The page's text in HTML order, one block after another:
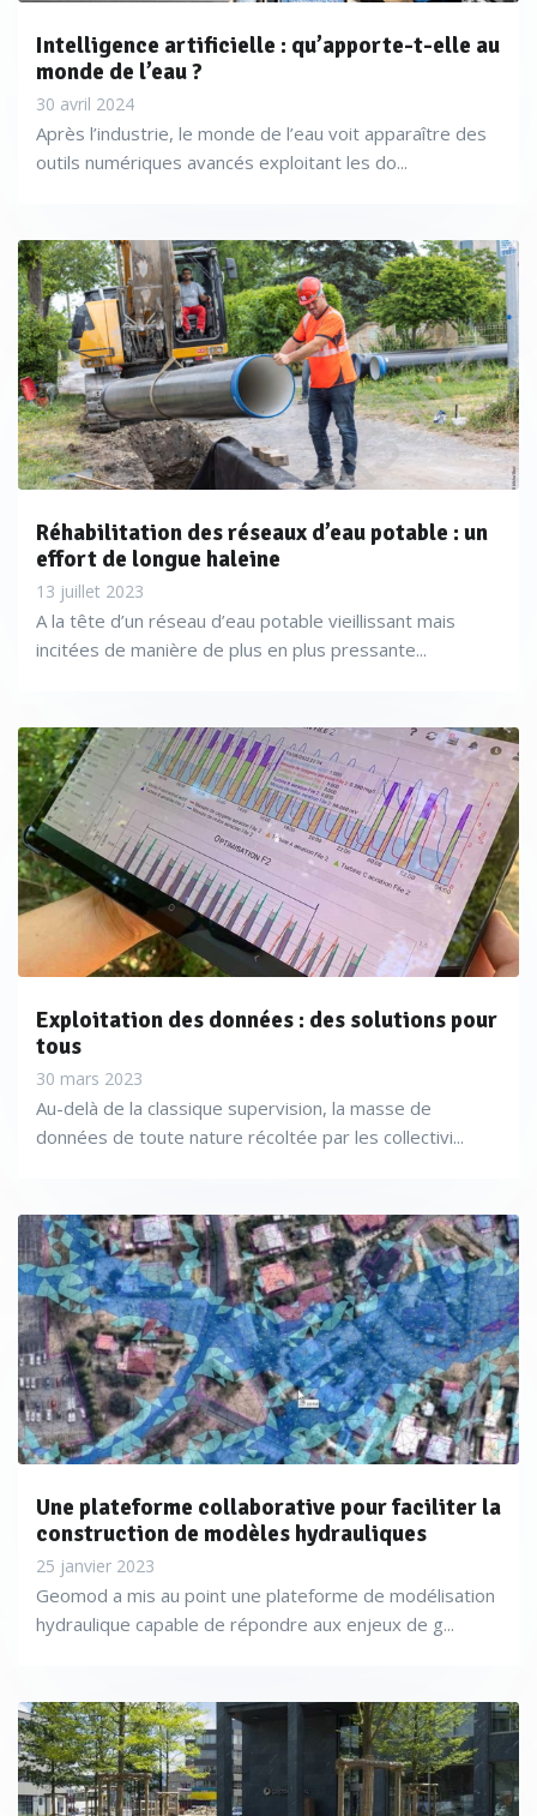
Intelligence artificielle : qu’apporte-t-elle au
monde de l’eau ?
30 avril 2024
Après l’industrie, le monde de l’eau voit apparaître des
outils numériques avancés exploitant les do...
Réhabilitation des réseaux d’eau potable : un
effort de longue haleine
13 juillet 2023
A la tête d’un réseau d’eau potable vieillissant mais
incitées de manière de plus en plus pressante...
Exploitation des données : des solutions pour
tous
30 mars 2023
Au-delà de la classique supervision, la masse de
données de toute nature récoltée par les collectivi...
Une plateforme collaborative pour faciliter la
construction de modèles hydrauliques
25 janvier 2023
Geomod a mis au point une plateforme de modélisation
hydraulique capable de répondre aux enjeux de g...